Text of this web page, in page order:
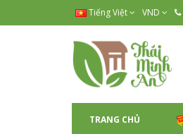
Tiếng Việt VND
TRANG CHỦ